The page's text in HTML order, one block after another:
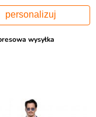
personalizuj
wysyłka